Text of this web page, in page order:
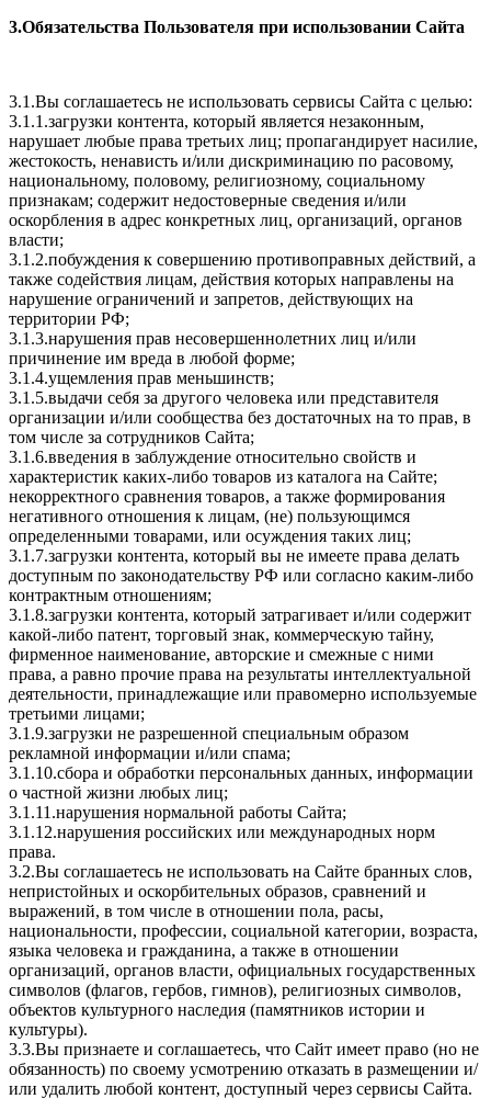
3.Обязательства Пользователя при использовании Сайта
3.1.Вы соглашаетесь не использовать сервисы Сайта с целью:
3.1.1.загрузки контента, который является незаконным,
нарушает любые права третьих лиц; пропагандирует насилие,
жестокость, ненависть и/или дискриминацию по расовому,
национальному, половому, религиозному, социальному
признакам; содержит недостоверные сведения и/или
оскорбления в адрес конкретных лиц, организаций, органов
власти;
3.1.2.побуждения к совершению противоправных действий, а
также содействия лицам, действия которых направлены на
нарушение ограничений и запретов, действующих на
территории РФ;
3.1.3.нарушения прав несовершеннолетних лиц и/или
причинение им вреда в любой форме;
3.1.4.ущемления прав меньшинств;
3.1.5.выдачи себя за другого человека или представителя
организации и/или сообщества без достаточных на то прав, в
том числе за сотрудников Сайта;
3.1.6.введения в заблуждение относительно свойств и
характеристик каких-либо товаров из каталога на Сайте;
некорректного сравнения товаров, а также формирования
негативного отношения к лицам, (не) пользующимся
определенными товарами, или осуждения таких лиц;
3.1.7.загрузки контента, который вы не имеете права делать
доступным по законодательству РФ или согласно каким-либо
контрактным отношениям;
3.1.8.загрузки контента, который затрагивает и/или содержит
какой-либо патент, торговый знак, коммерческую тайну,
фирменное наименование, авторские и смежные с ними
права, а равно прочие права на результаты интеллектуальной
деятельности, принадлежащие или правомерно используемые
третьими лицами;
3.1.9.загрузки не разрешенной специальным образом
рекламной информации и/или спама;
3.1.10.сбора и обработки персональных данных, информации
о частной жизни любых лиц;
3.1.11.нарушения нормальной работы Сайта;
3.1.12.нарушения российских или международных норм
права.
3.2.Вы соглашаетесь не использовать на Сайте бранных слов,
непристойных и оскорбительных образов, сравнений и
выражений, в том числе в отношении пола, расы,
национальности, профессии, социальной категории, возраста,
языка человека и гражданина, а также в отношении
организаций, органов власти, официальных государственных
символов (флагов, гербов, гимнов), религиозных символов,
объектов культурного наследия (памятников истории и
культуры).
3.3.Вы признаете и соглашаетесь, что Сайт имеет право (но не
обязанность) по своему усмотрению отказать в размещении и/
или удалить любой контент, доступный через сервисы Сайта.